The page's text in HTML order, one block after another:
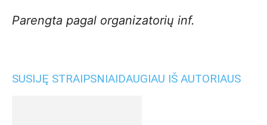
Parengta pagal organizatorių inf.
SUSIJĘ STRAIPSNIAIDAUGIAU IŠ AUTORIAUS